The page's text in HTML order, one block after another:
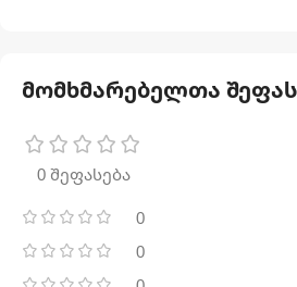
მომხმარებელთა
0 შეფასება
0
0